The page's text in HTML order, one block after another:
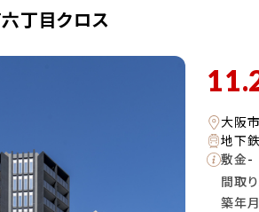
丁目クロス
大阪
地下
敷金-
間取り
築年月